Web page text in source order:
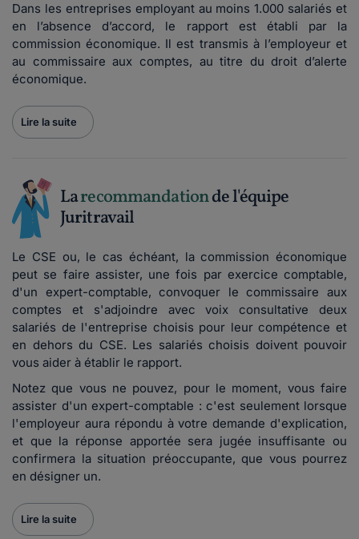
Dans les entreprises employant au moins 1.000 salariés et
en l’absence d’accord, le rapport est établi par la
commission économique. Il est transmis à l’employeur et
au commissaire aux comptes, au titre du droit d’alerte
économique.
Lire la suite
Larecommandationde l'équipe
Juritravail
Le CSE ou, le cas échéant, la commission économique
peut se faire assister, une fois par exercice comptable,
d'un expert-comptable, convoquer le commissaire aux
comptes et s'adjoindre avec voix consultative deux
salariés de l'entreprise choisis pour leur compétence et
en dehors du CSE. Les salariés choisis doivent pouvoir
vous aider à établir le rapport.
Notez que vous ne pouvez, pour le moment, vous faire
assister d'un expert-comptable : c'est seulement lorsque
l'employeur aura répondu à votre demande d'explication,
et que la réponse apportée sera jugée insuffisante ou
confirmera la situation préoccupante, que vous pourrez
en désigner un.
Lire la suite